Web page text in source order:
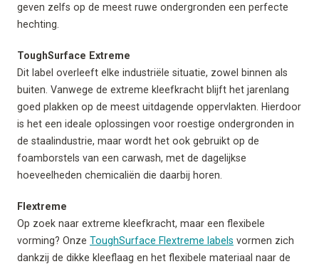
geven zelfs op de meest ruwe ondergronden een perfecte
hechting.
ToughSurface Extreme
Dit label overleeft elke industriële situatie, zowel binnen als
buiten. Vanwege de extreme kleefkracht blijft het jarenlang
goed plakken op de meest uitdagende oppervlakten. Hierdoor
is het een ideale oplossingen voor roestige ondergronden in
de staalindustrie, maar wordt het ook gebruikt op de
foamborstels van een carwash, met de dagelijkse
hoeveelheden chemicaliën die daarbij horen.
Flextreme
Op zoek naar extreme kleefkracht, maar een flexibele
vorming? Onze ToughSurface Flextreme labels vormen zich
dankzij de dikke kleeflaag en het flexibele materiaal naar de